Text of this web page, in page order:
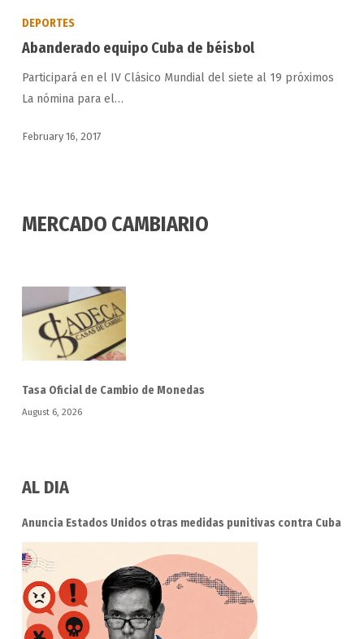
de
béisbol
DEPORTES
Abanderado equipo Cuba de béisbol
Participará en el IV Clásico Mundial del siete al 19 próximos
La nómina para el…
February 16, 2017
MERCADO CAMBIARIO
Tasa Oficial de Cambio de Monedas
August 6, 2026
AL DIA
Anuncia Estados Unidos otras medidas punitivas contra Cuba